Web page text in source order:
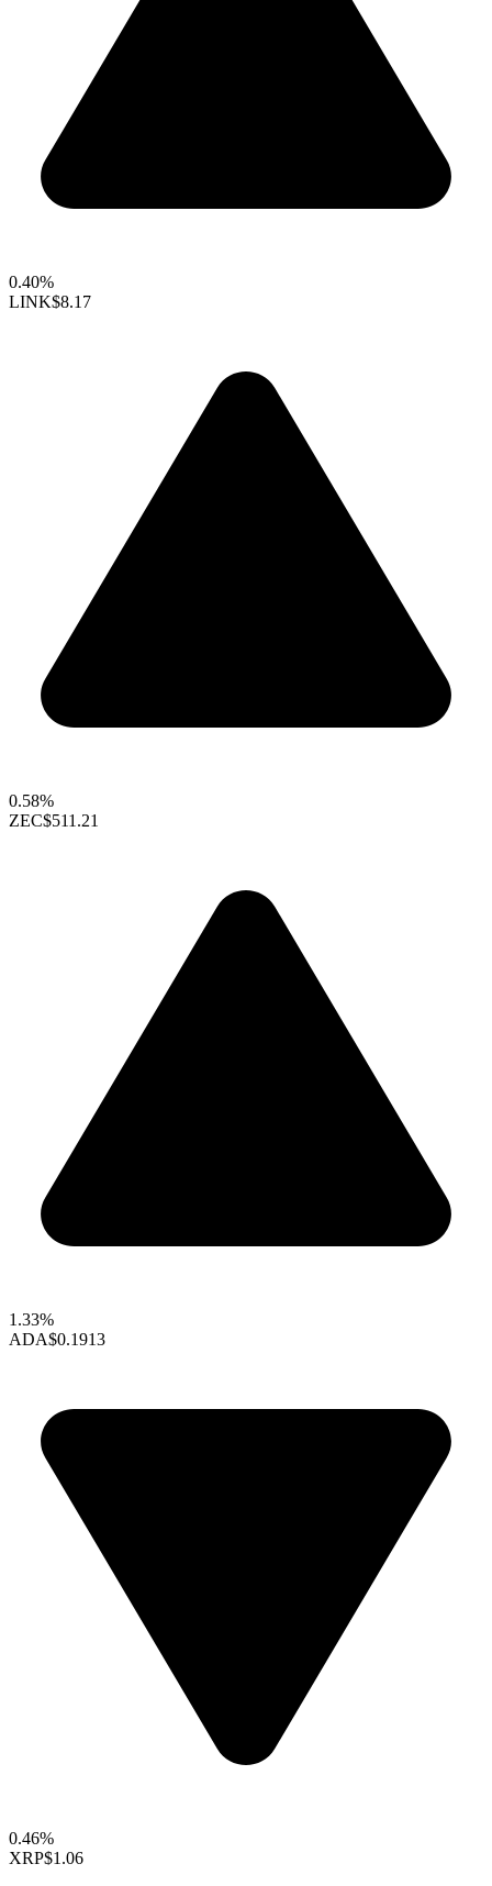
0.40%
LINK$8.17
0.58%
ZEC$511.21
1.33%
ADA$0.1913
0.46%
XRP$1.06